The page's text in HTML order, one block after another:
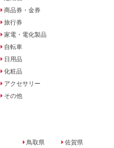
商品券・金券
旅行券
家電・電化製品
自転車
日用品
化粧品
アクセサリー
その他
鳥取県 佐賀県